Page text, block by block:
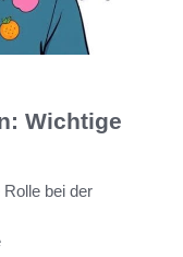
Wichtige
bei der